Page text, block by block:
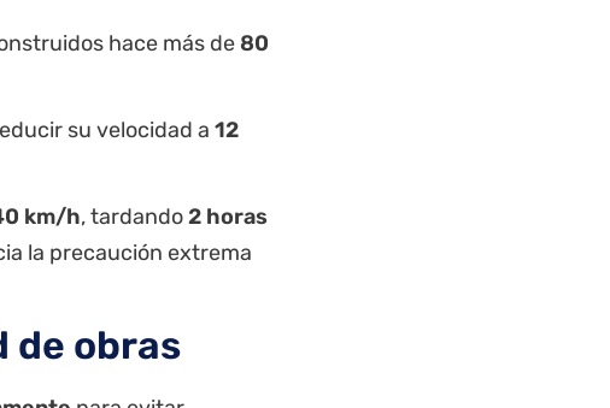
hace más de 80
su velocidad a 12
km/h, tardando2 horas
la precaución extrema
de obras